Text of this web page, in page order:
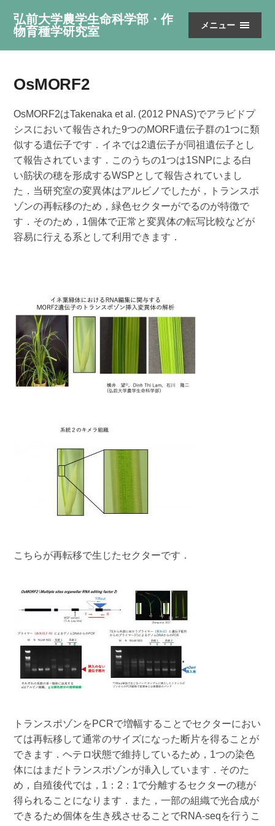
弘前大学農学生命科学部・作
物育種学研究室
メニュー
OsMORF2
OsMORF2はTakenaka et al. (2012 PNAS)でアラビドプ
シスにおいて報告された9つのMORF遺伝子群の1つに類
似する遺伝子です．イネでは2遺伝子が同祖遺伝子とし
て報告されています．このうちの1つは1SNPによる白
い筋状の穂を形成するWSPとして報告されていまし
た．当研究室の変異体はアルビノでしたが，トランスポ
ゾンの再転移のため，緑色セクターがでるのが特徴で
す．そのため，1個体で正常と変異体の転写比較などが
容易に行える系として利用できます．
こちらが再転移で生じたセクターです．
トランスポゾンをPCRで増幅することでセクターにおい
ては再転移して通常のサイズになった断片を得ることが
できます．ヘテロ状態で維持しているため，1つの染色
体にはまだトランスポゾンが挿入しています．そのた
め，自殖後代では，1：2：1で分離するセクターの穂が
得られることになります．また，一部の組織で光合成が
できるため個体を生き残させることでRNA-seqを行うこ